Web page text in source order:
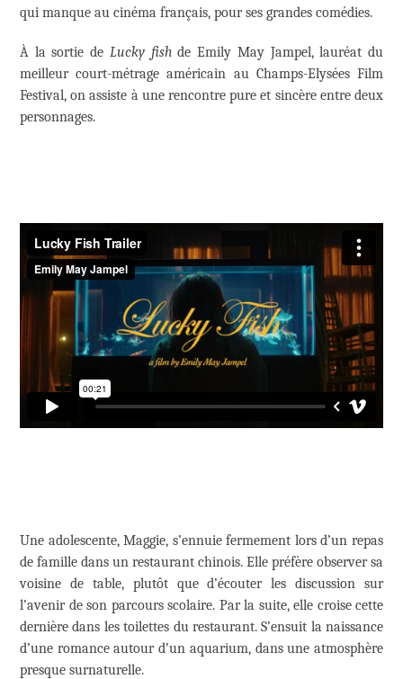
qui manque au cinéma français, pour ses grandes comédies.
À la sortie de Lucky fishde Emily May Jampel, lauréat du
meilleur court-métrage américain au Champs-Elysées Film
Festival, on assiste à une rencontre pure et sincère entre deux
personnages.
Une adolescente, Maggie, s’ennuie fermement lors d’un repas
de famille dans un restaurant chinois. Elle préfère observer sa
voisine de table, plutôt que d’écouter les discussion sur
l’avenir de son parcours scolaire. Par la suite, elle croise cette
dernière dans les toilettes du restaurant. S’ensuit la naissance
d’une romance autour d’un aquarium, dans une atmosphère
presque surnaturelle.